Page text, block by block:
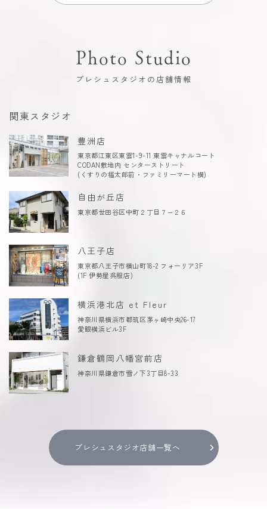
Photo Studio
プレシュスタジオの店舗情報
関東スタジオ
豊洲店
東京都江東区東雲1-9-11 東雲キャナルコート
CODAN敷地内 センターストリート
(くすりの福太郎前・ファミリーマート横)
自由が丘店
東京都世田谷区中町２丁目７−２６
八王子店
東京都八王子市横山町18-2 フォーリア3F
(1F 伊勢屋呉服店)
横浜港北店 et Fleur
神奈川県横浜市都筑区茅ヶ崎中央26-17
愛眼横浜ビル3F
鎌倉鶴岡八幡宮前店
神奈川県鎌倉市雪ノ下3丁目8-33
プレシュスタジオ店舗一覧へ